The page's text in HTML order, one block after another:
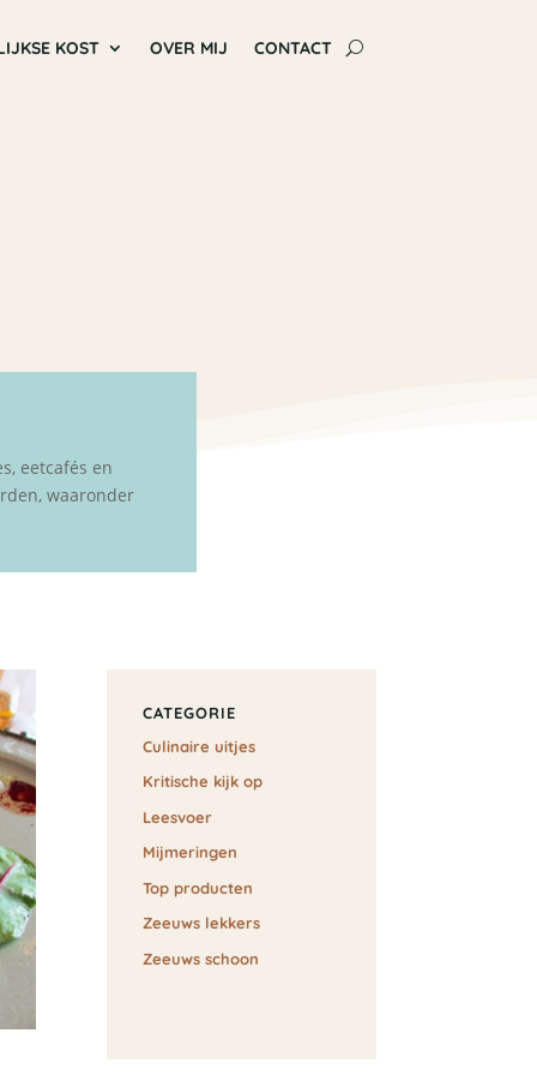
KOST OVER MIJ CONTACT
eetcafés en
waaronder
CATEGORIE
Culinaire uitjes
Kritische kijk op
Leesvoer
Mijmeringen
Top producten
Zeeuws lekkers
Zeeuws schoon